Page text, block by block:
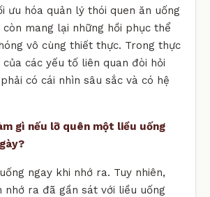
ưu hóa quản lý thói quen ăn uống
mang lại những hồi phục thể
vô cùng thiết thực. Trong thực
các yếu tố liên quan đòi hỏi
có cái nhìn sâu sắc và có hệ
gì nếu lỡ quên một liều uống
ngay khi nhớ ra. Tuy nhiên,
nhớ ra đã gần sát với liều uống